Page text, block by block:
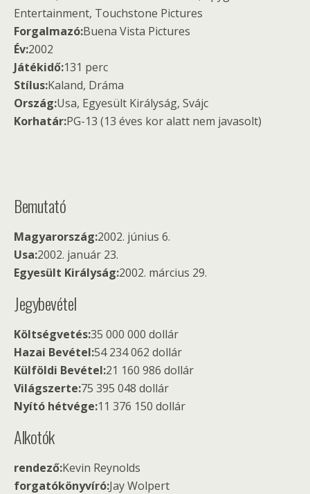
Entertainment, Touchstone Pictures
Forgalmazó:Buena Vista Pictures
Év:2002
Játékidő:131 perc
Stílus:Kaland, Dráma
Ország:Usa, Egyesült Királyság, Svájc
Korhatár:PG-13 (13 éves kor alatt nem javasolt)
Bemutató
Magyarország:2002. június 6.
Usa:2002. január 23.
Egyesült Királyság:2002. március 29.
Jegybevétel
Költségvetés:35 000 000 dollár
Hazai Bevétel:54 234 062 dollár
Külföldi Bevétel:21 160 986 dollár
Világszerte:75 395 048 dollár
Nyító hétvége:11 376 150 dollár
Alkotók
rendező:Kevin Reynolds
forgatókönyvíró:Jay Wolpert